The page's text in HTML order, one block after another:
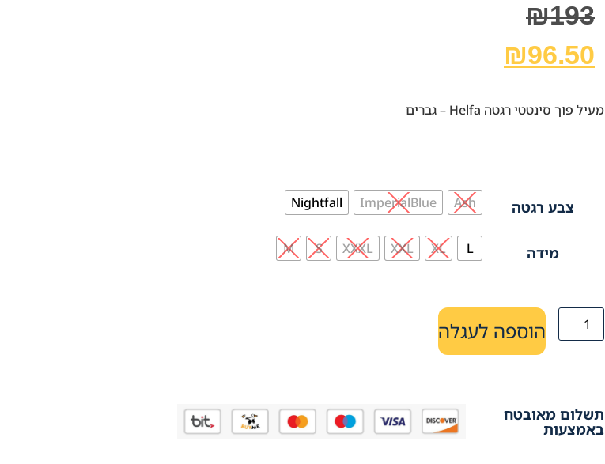
₪193
₪96.50
מעיל פוך סינטטי רגטה Helfa – גברים
צבע רגטה Ash
ImperialBlue
Nightfall
מידה L
XL
XXL
XXXL
S
M
הוספה לעגלה
תשלום מאובטח
באמצעות